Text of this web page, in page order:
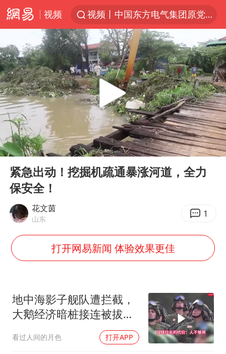
视频
视频丨中国东方电气集团原党组副书记、董事宋致远被查
名创优品一次性内裤 颜面尽失
“China Cool”火了，老外爱上中国避暑游
台风白海豚闭眼浙江上海处于危险半圆
香港宏福苑火灾或由烟头引起
网约车司机充电时猝死保险拒赔
中国父女泰国骑摩托车坠崖1死1伤
周末打虎 宋致远被查
白海豚将正面袭击贯穿浙江
刘浩存百花奖开幕式红裙起舞
泰国初中生饮弹自尽前开了26枪
“准2万亿”之城点名支持三所大学
万岁山接盘烂尾恒大文旅城
Play
00:00 02:54
紧急出动！挖掘机疏通暴涨河道，全力
保安全！
花文茵
山东 1
打开网易新闻 体验效果更佳
地中海影子舰队遭拦截，
大鹅经济暗桩接连被拔，
看过人间的月色 打开APP